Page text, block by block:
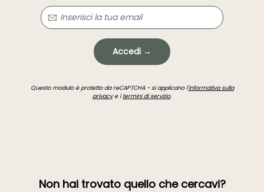
Accedi →
Questo modulo è protetto da reCAPTCHA - si applicano l'informativa sulla
privacye itermini di servizio.
Non hai trovato quello che cercavi?